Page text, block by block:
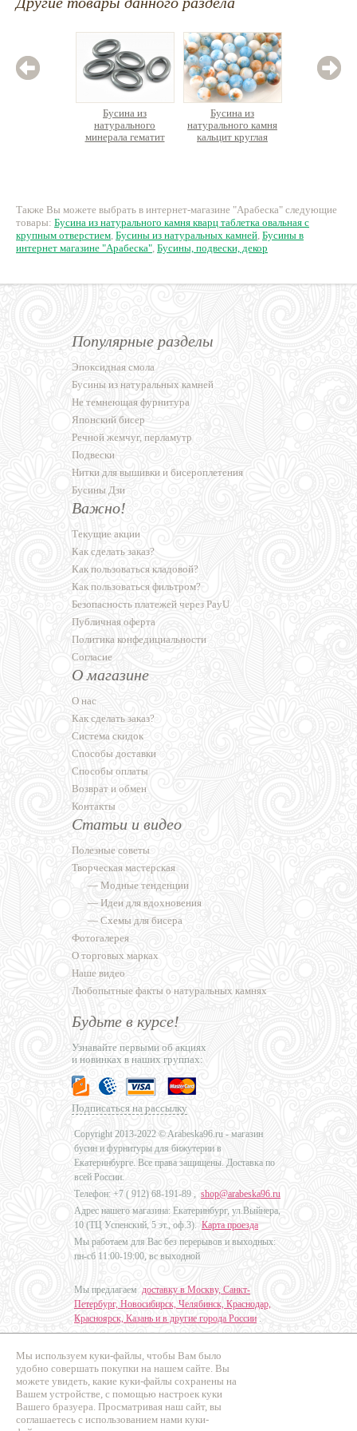
Мы используем куки-файлы, чтобы Вам было
удобно совершать покупки на нашем сайте. Вы
можете увидеть, какие куки-файлы сохранены на
Вашем устройстве, с помощью настроек куки
Вашего бразуера. Просматривая наш сайт, вы
соглашаетесь с использованием нами куки-
Бусина из
натурального
минерала гематит
Бусина из
натурального камня
кальцит круглая
Также Вы можете выбрать в интернет-магазине "Арабеска" следующие
товары: Бусина из натурального камня кварц таблетка овальная с
крупным отверстием, Бусины из натуральных камней, Бусины в
интернет магазине "Арабеска", Бусины, подвески, декор
Популярные разделы
Эпоксидная смола
Бусины из натуральных камней
Не темнеющая фурнитура
Японский бисер
Речной жемчуг, перламутр
Подвески
Нитки для вышивки и бисероплетения
Бусины Дзи
Важно!
Текущие акции
Как сделать заказ?
Как пользоваться кладовой?
Как пользоваться фильтром?
Безопасность платежей через PayU
Публичная оферта
Политика конфедициальности
Согласие
О магазине
О нас
Как сделать заказ?
Система скидок
Способы доставки
Способы оплаты
Возврат и обмен
Контакты
Статьи и видео
Полезные советы
Творческая мастерская
— Модные тенденции
— Идеи для вдохновения
— Схемы для бисера
Фотогалерея
О торговых марках
Наше видео
Любопытные факты о натуральных камнях
Будьте в курсе!
Узнавайте первыми об акциях
и новинках в наших группах:
Подписаться на рассылку
Copyright 2013-2022 © Arabeska96.ru - магазин
бусин и фурнитуры для бижутерии в
Екатеринбурге. Все права защищены. Доставка по
всей России.
Телефон: +7 ( 912) 68-191-89 , shop@arabeska96.ru
Адрес нашего магазина: Екатеринбург, ул.Выйнера,
10 (ТЦ Успенский, 5 эт., оф.3). Карта проезда
Мы работаем для Вас без перерывов и выходных:
пн-сб 11:00-19:00, вс выходной
Мы предлагаем доставку в Москву, Санкт-
Петербург, Новосибирск, Челябинск, Краснодар,
Красноярск, Казань и в другие города России .
Дизайн - Наталья Мальцева
Продвижение сайтов
Промо Эксперт